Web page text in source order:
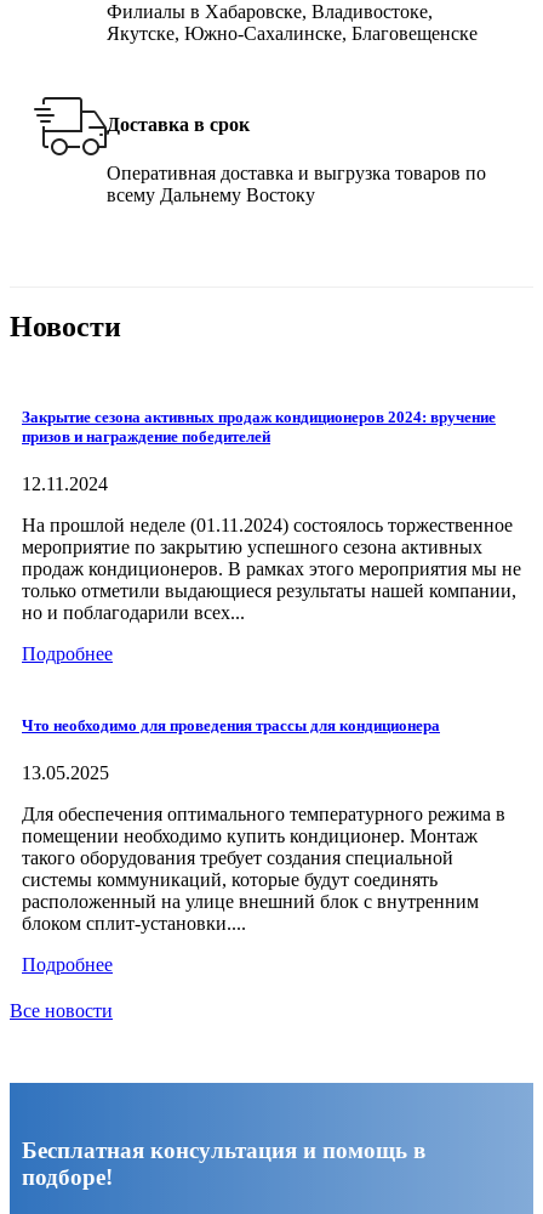
Филиалы в Хабаровске, Владивостоке,
Якутске, Южно-Сахалинске, Благовещенске
Доставка в срок
Оперативная доставка и выгрузка товаров по
всему Дальнему Востоку
Новости
Закрытие сезона активных продаж кондиционеров 2024: вручение
призов и награждение победителей
12.11.2024
На прошлой неделе (01.11.2024) состоялось торжественное
мероприятие по закрытию успешного сезона активных
продаж кондиционеров. В рамках этого мероприятия мы не
только отметили выдающиеся результаты нашей компании,
но и поблагодарили всех...
Подробнее
Что необходимо для проведения трассы для кондиционера
13.05.2025
Для обеспечения оптимального температурного режима в
помещении необходимо купить кондиционер. Монтаж
такого оборудования требует создания специальной
системы коммуникаций, которые будут соединять
расположенный на улице внешний блок с внутренним
блоком сплит-установки....
Подробнее
Все новости
Бесплатная консультация и помощь в
подборе!